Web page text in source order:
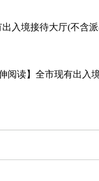
待大厅(不含派出
】全市现有出入